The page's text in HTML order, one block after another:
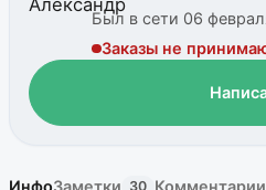
Был в сети 06
Заказы не
30